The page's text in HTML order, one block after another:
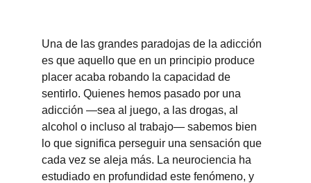
Una de las grandes paradojas de la adicción
es que aquello que en un principio produce
placer acaba robando la capacidad de
sentirlo. Quienes hemos pasado por una
adicción —sea al juego, a las drogas, al
alcohol o incluso al trabajo— sabemos bien
lo que significa perseguir una sensación que
cada vez se aleja más. La neurociencia ha
estudiado en profundidad este fenómeno, y